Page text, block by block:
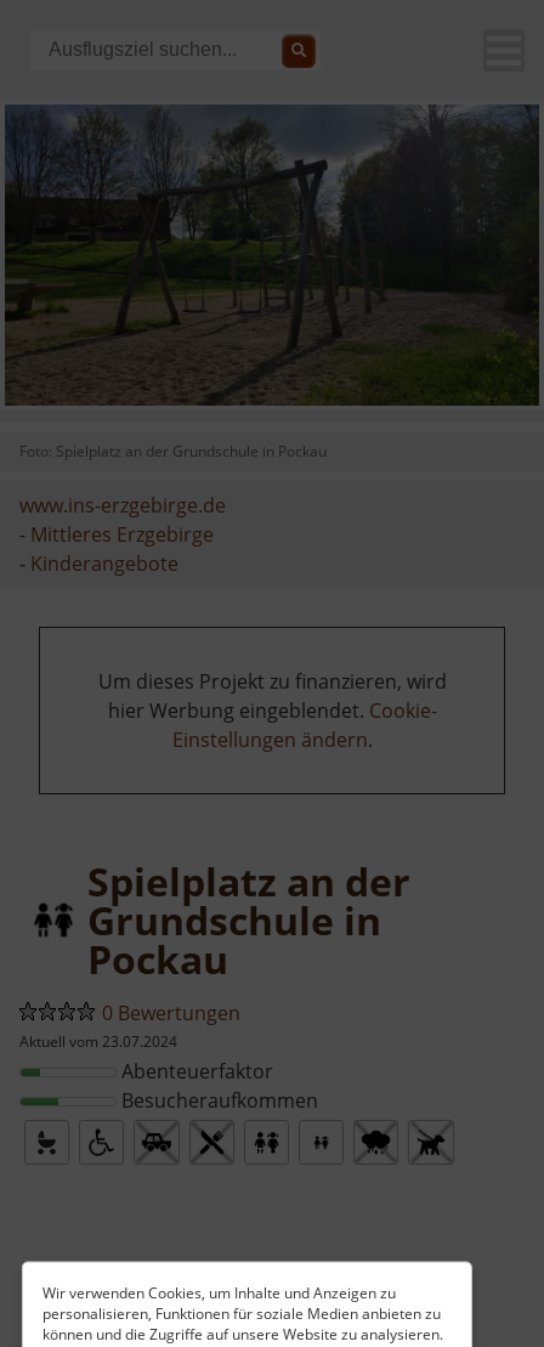
Wir verwenden Cookies, um Inhalte und Anzeigen zu
personalisieren, Funktionen für soziale Medien anbieten zu
können und die Zugriffe auf unsere Website zu analysieren.
Foto: Spielplatz an der Grundschule in Pockau
www.ins-erzgebirge.de
- Mittleres Erzgebirge
- Kinderangebote
Um dieses Projekt zu finanzieren, wird
hier Werbung eingeblendet. Cookie-
Einstellungen ändern.
Spielplatz an der
Grundschule in
Pockau
0 Bewertungen
Aktuell vom 23.07.2024
Abenteuerfaktor
Besucheraufkommen